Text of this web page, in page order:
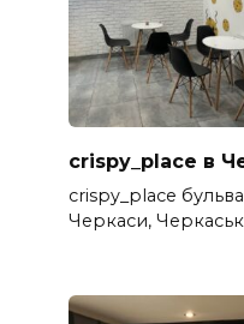
crispy_place в
crispy_place
Черкаси,